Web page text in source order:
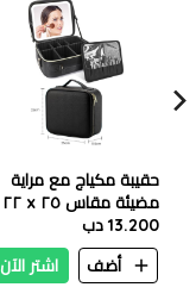
حقيبة مكياج مع مراية
مضيئة مقاس ٢٥ x ٢٢
إنش لون اسود
13.200 دب
أضف
اشتر الآن